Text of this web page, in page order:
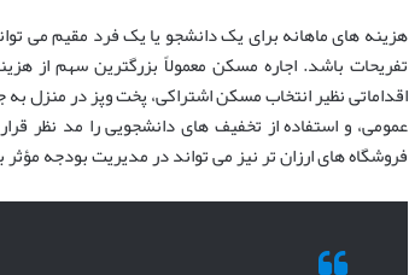
هزینه های ماهانه برای یک دانشجو یا یک فرد مقیم می
تفریحات باشد. اجاره مسکن معمولاً بزرگترین سهم از
اقداماتی نظیر انتخاب مسکن اشتراکی، پخت وپز در منزل
عمومی، و استفاده از تخفیف های دانشجویی را مد نظر
فروشگاه های ارزان تر نیز می تواند در مدیریت بودجه